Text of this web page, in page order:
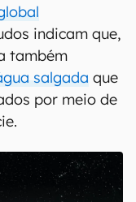
indicam que,
também
salgada que
por meio de